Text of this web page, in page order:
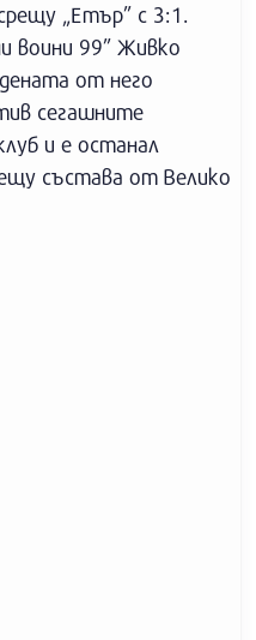
„Етър” с 3:1.
воини 99” Живко
от него
сегашните
и е останал
състава от Велико